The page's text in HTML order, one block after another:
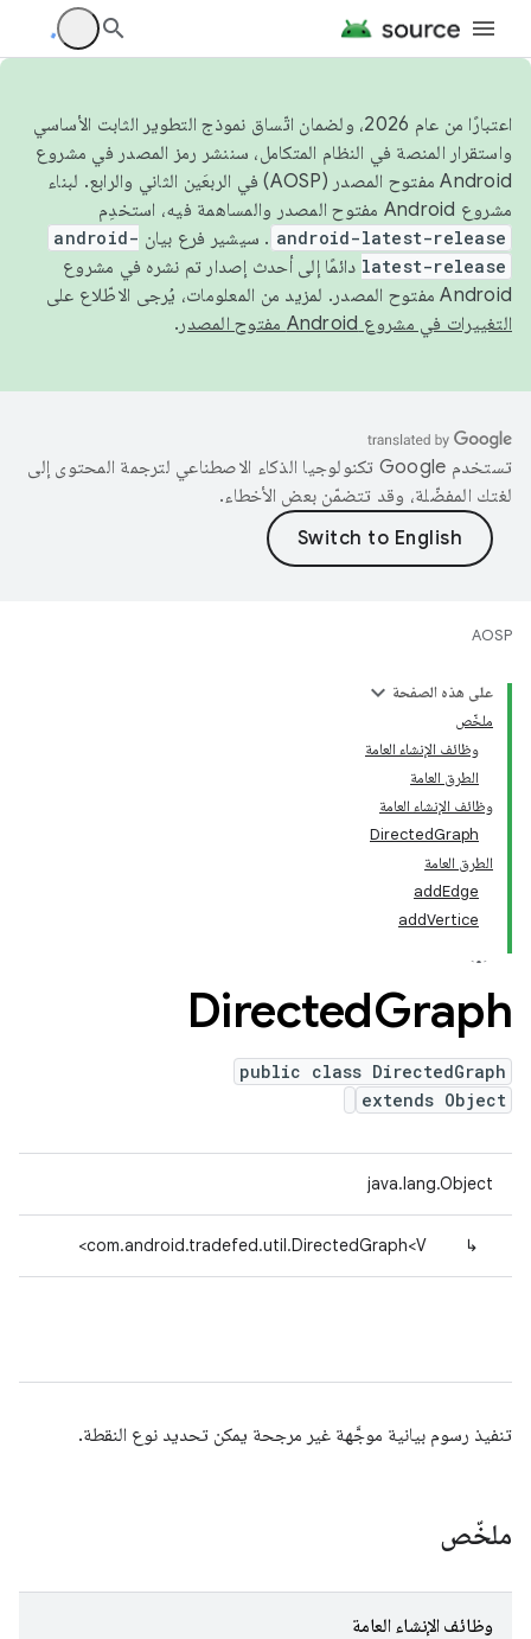
اعتبارًا من عام 2026، ولضمان اتّساق نموذج التطوير الثابت الأساسي
واستقرار المنصة في النظام المتكامل، سننشر رمز المصدر في مشروع
Android مفتوح المصدر (AOSP) في الربعَين الثاني والرابع. لبناء
مشروع Android مفتوح المصدر والمساهمة فيه، استخدِم
android-latest-release . سيشير فرع بيان android-
latest-release دائمًا إلى أحدث إصدار تم نشره في مشروع
Android مفتوح المصدر. لمزيد من المعلومات، يُرجى الاطّلاع على
التغييرات في مشروع Android مفتوح المصدر
.
تستخدم Google تكنولوجيا الذكاء الاصطناعي لترجمة المحتوى إلى
لغتك المفضّلة، وقد تتضمّن بعض الأخطاء.
AOSP
على هذه الصفحة
ملخّص
وظائف الإنشاء العامة
الطرق العامة
وظائف الإنشاء العامة
DirectedGraph
الطرق العامة
addEdge
addVertice
DirectedGraph
public class DirectedGraph
extends Object
java.lang.Object
↳
com.android.tradefed.util.DirectedGraph<V>
تنفيذ رسوم بيانية موجَّهة غير مرجحة يمكن تحديد نوع النقطة.
ملخّص
وظائف الإنشاء العامة